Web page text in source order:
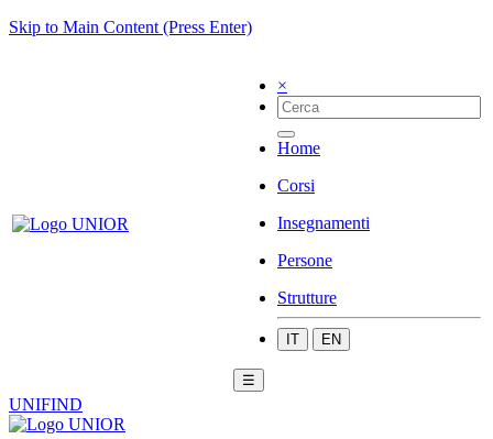
Skip to Main Content (Press Enter)
×
Home
Corsi
Insegnamenti
Persone
Strutture
IT EN
☰
UNIFIND